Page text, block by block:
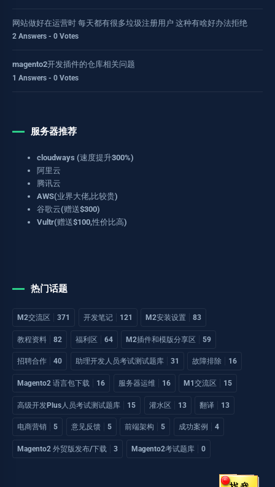
网站做好在运营时 每天都有很多垃圾注册用户 这种有啥好办法拒绝
2 Answers - 0 Votes
magento2开发插件的仓库相关问题
1 Answers - 0 Votes
服务器推荐
cloudways (速度提升300%)
阿里云
腾讯云
AWS(业界大佬,比较贵)
谷歌云(赠送$300)
Vultr(赠送$100,性价比高)
热门话题
M2交流区 371 开发笔记 121 M2安装设置 83
教程资料 82 福利区 64 M2插件和模版分享区 59
招聘合作 40 助理开发人员考试测试题库 31 故障排除 16
Magento2 语言包下载 16 服务器运维 16 M1交流区 15
高级开发Plus人员考试测试题库 15 灌水区 13 翻译 13
电商营销 5 意见反馈 5 前端架构 5 成功案例 4
Magento2 外贸版发布/下载 3 Magento2考试题库 0